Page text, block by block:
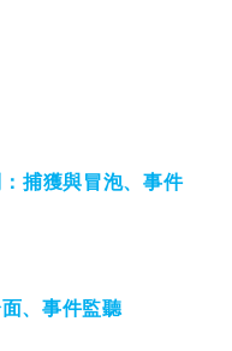
捕獲與冒泡、事件
、事件監聽